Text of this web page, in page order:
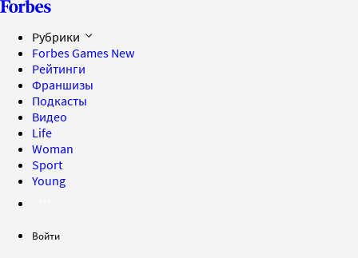
Рубрики
Forbes Games New
Рейтинги
Франшизы
Подкасты
Видео
Life
Woman
Sport
Young
Войти